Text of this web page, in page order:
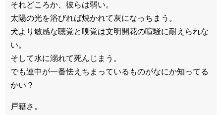
それどころか、彼らは弱い。
太陽の光を浴びれば焼かれて灰になっちまう。
犬より敏感な聴覚と嗅覚は文明開花の喧騒に耐えられな
い。
そして水に溺れて死んじまう。
でも連中が一番怯えちまっているものがなにか知ってる
かい？
戸籍さ。